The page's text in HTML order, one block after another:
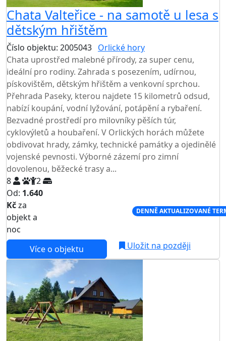
Chata Valteřice - na samotě u lesa s
dětským hřištěm
Číslo objektu: 2005043 Orlické hory
Chata uprostřed malebné přírody, za super cenu,
ideální pro rodiny. Zahrada s posezením, udírnou,
pískovištěm, dětským hřištěm a venkovní sprchou.
Přehrada Paseky, kterou najdete 15 kilometrů odsud,
nabízí koupání, vodní lyžování, potápění a rybaření.
Bezvadné prostředí pro milovníky pěších túr,
cyklovýletů a houbaření. V Orlických horách můžete
obdivovat hrady, zámky, technické památky a ojedinělé
vojenské pevnosti. Výborné zázemí pro zimní
dovolenou, běžecké trasy a...
8
2
Od: 1.640
Kčza
objekt a
noc
DENNĚ AKTUALIZOVANÉ
Více o objektu Uložit na později